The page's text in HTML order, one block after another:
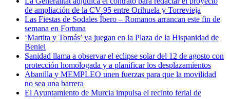
de ampliación de la CV-95 entre Orihuela y Torrevieja
Las Fiestas de Sodales Íbero – Romanos arrancan este fin de
semana en Fortuna
‘Martita y Tomás’ ya juegan en la Plaza de la Hispanidad de
Beniel
Sanidad llama a observar el eclipse solar del 12 de agosto con
protección homologada y a planificar los desplazamientos
Abanilla y MEMPLEO unen fuerzas para que la movilidad
no sea una barrera
El Ayuntamiento de Murcia impulsa el recinto ferial de